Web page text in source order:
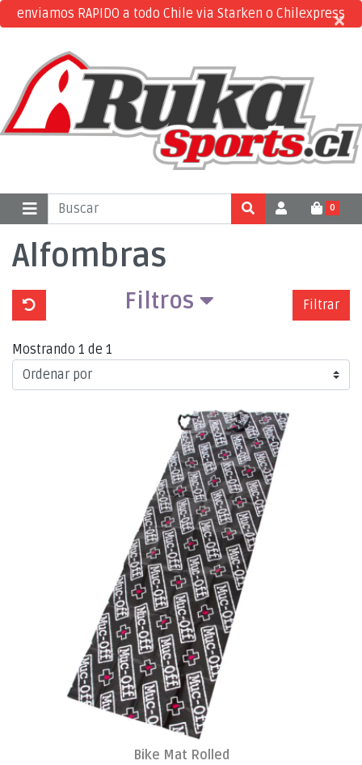
enviamos RAPIDO a todo Chile via Starken o Chilexpress
×
×
0
Alfombras
Filtros Filtrar
Mostrando 1 de 1
Bike Mat Rolled